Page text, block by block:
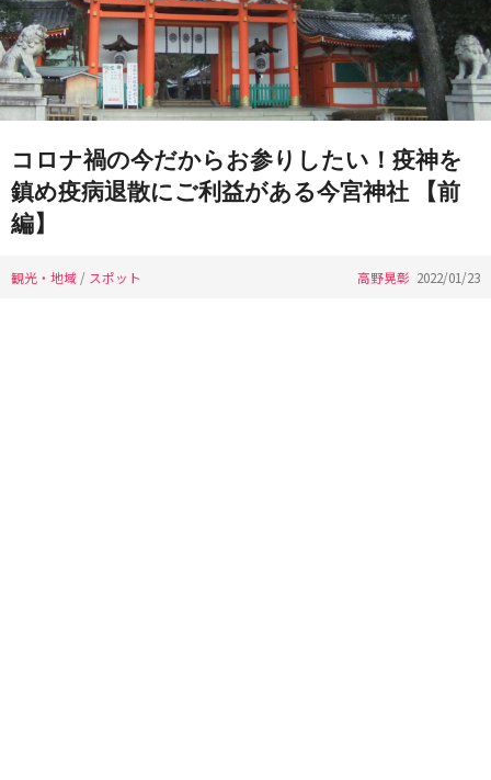
コロナ禍の今だからお参りしたい！疫神を
鎮め疫病退散にご利益がある今宮神社 【前
編】
観光・地域 / スポット 高野晃彰 2022/01/23